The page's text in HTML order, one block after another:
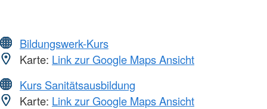
Bildungswerk-Kurs
Karte: Link zur Google Maps Ansicht
Kurs Sanitätsausbildung
Karte: Link zur Google Maps Ansicht